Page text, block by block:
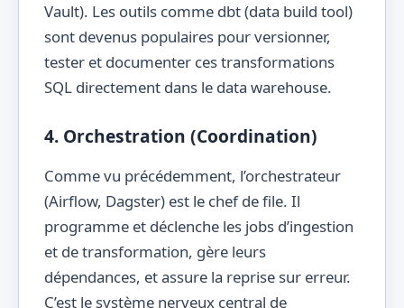
Vault). Les outils comme dbt (data build tool)
sont devenus populaires pour versionner,
tester et documenter ces transformations
SQL directement dans le data warehouse.
4. Orchestration (Coordination)
Comme vu précédemment, l’orchestrateur
(Airflow, Dagster) est le chef de file. Il
programme et déclenche les jobs d’ingestion
et de transformation, gère leurs
dépendances, et assure la reprise sur erreur.
C’est le système nerveux central de